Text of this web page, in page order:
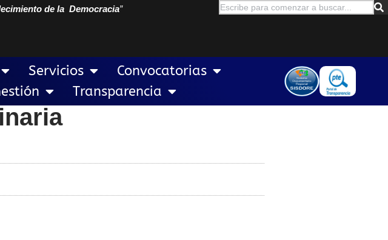
de la Democracia”
Servicios
Convocatorias
Transparencia